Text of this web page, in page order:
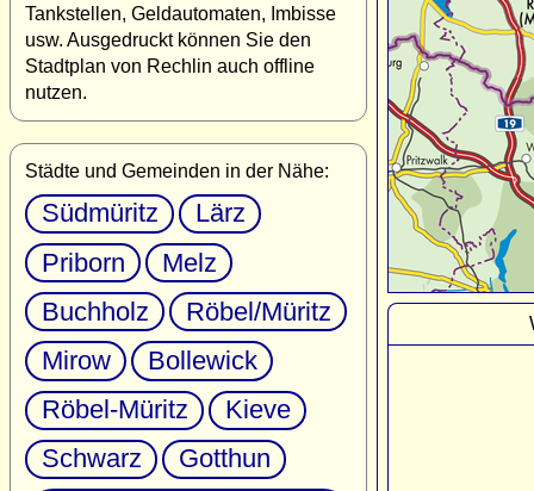
Tankstellen, Geldautomaten, Imbisse
usw. Ausgedruckt können Sie den
Stadtplan von Rechlin auch offline
nutzen.
Städte und Gemeinden in der Nähe:
Südmüritz
Lärz
Priborn
Melz
Buchholz
Röbel/Müritz
Mirow
Bollewick
Röbel-Müritz
Kieve
Schwarz
Gotthun